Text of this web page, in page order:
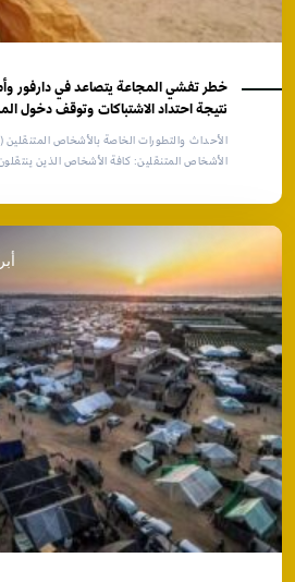
خطر تفشي المجاعة يتصاعد في دارفور
نتيجة احتداد الاشتباكات وتوقف دخول
الأشخاص المتنقلين: كافة الأشخاص الذين